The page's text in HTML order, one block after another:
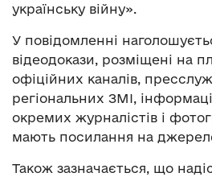
українську війну».
У повідомленні
відеодокази, розміщені на
офіційних каналів,
регіональних ЗМІ,
окремих журналістів і
мають посилання на
Також зазначається, що